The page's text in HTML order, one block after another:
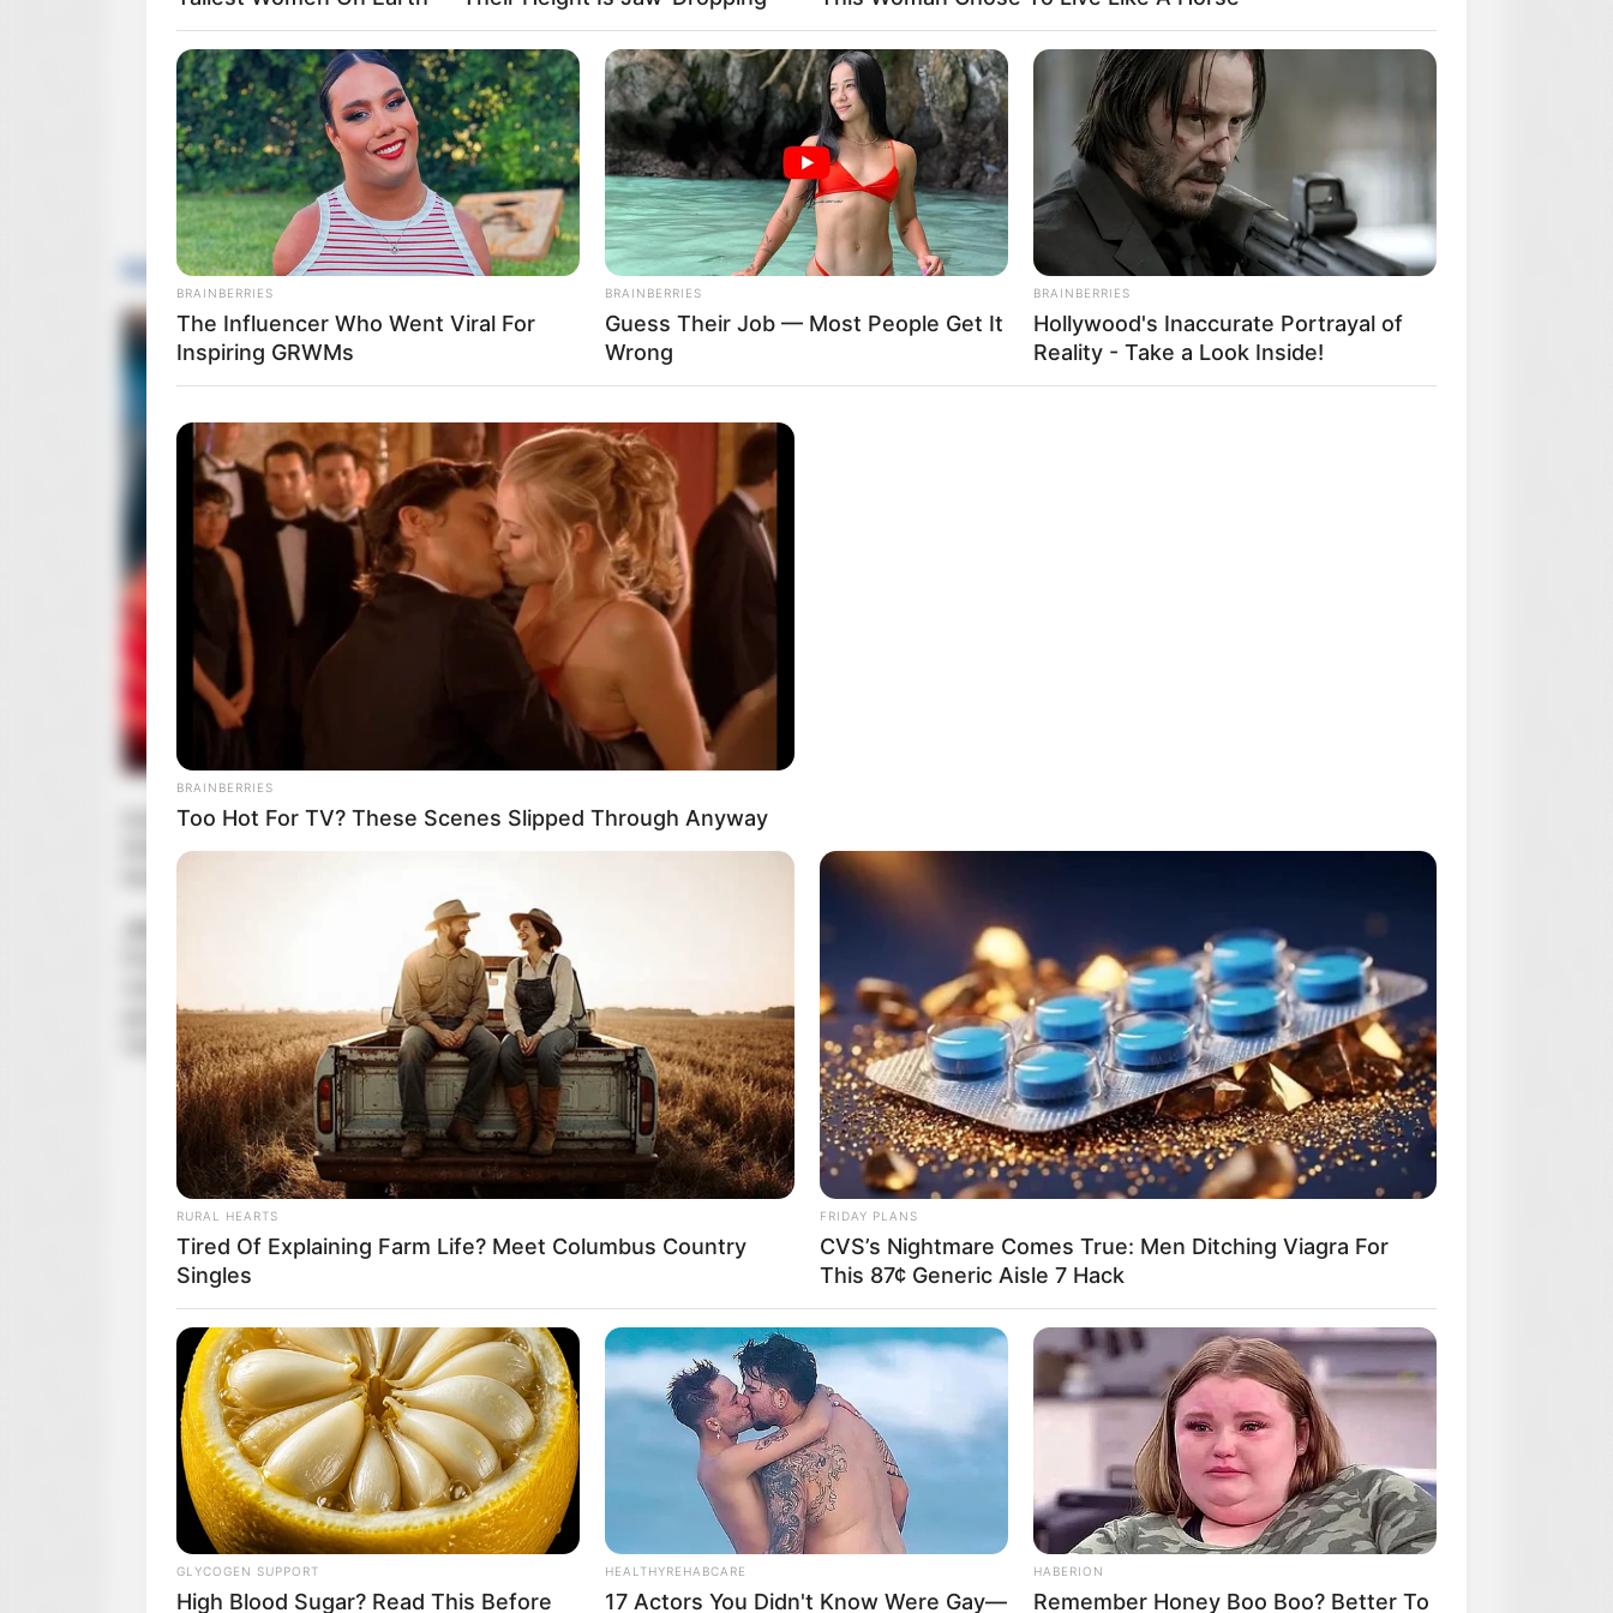
Mateusz Damięckiw nowym serialu akcji od twórców „Furiozy”
Dzisiaj możemy liczyć też na polską premierę serialową. Wszystko dzięki platformie
która pokazała swoim widzom „
” z główną roląMateusza Damięckiego. To produkcja
” ma być kolejną sensacyjną, wysokoadrenalinową produkcją akcji od twórców „ Furiozy”.
Produkcja powstała na podstawie bestsellerowej powieści Wojciecha Chmielarza o sprawiedliwym
mścicielu, który staje po stronie pokrzywdzonych i słabszych. Obok
Damięckiegow
gwiazdorskiej obsadzie zobaczymy teżPiotra Adamczykaw roli demonicznego, zdemoralizowanego
mafioza.
BRAINBERRIES
The Influencer Who Went Viral For
Inspiring GRWMs
BRAINBERRIES
Guess Their Job — Most People Get It
Wrong
BRAINBERRIES
Hollywood's Inaccurate Portrayal of
Reality - Take a Look Inside!
BRAINBERRIES
Too Hot For TV? These Scenes Slipped Through Anyway
RURAL HEARTS
Tired Of Explaining Farm Life? Meet Columbus Country
Singles
FRIDAY PLANS
CVS’s Nightmare Comes True: Men Ditching Viagra For
This 87¢ Generic Aisle 7 Hack
GLYCOGEN SUPPORT
High Blood Sugar? Read This Before
HEALTHYREHABCARE
17 Actors You Didn't Know Were Gay—
HABERION
Remember Honey Boo Boo? Better To